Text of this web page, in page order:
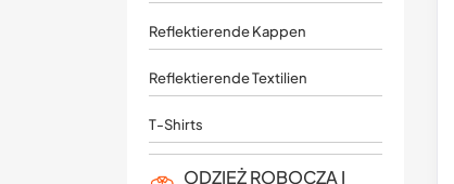
Reflektierende Kappen
Reflektierende Textilien
T-Shirts
ODZIEŻ ROBOCZA I